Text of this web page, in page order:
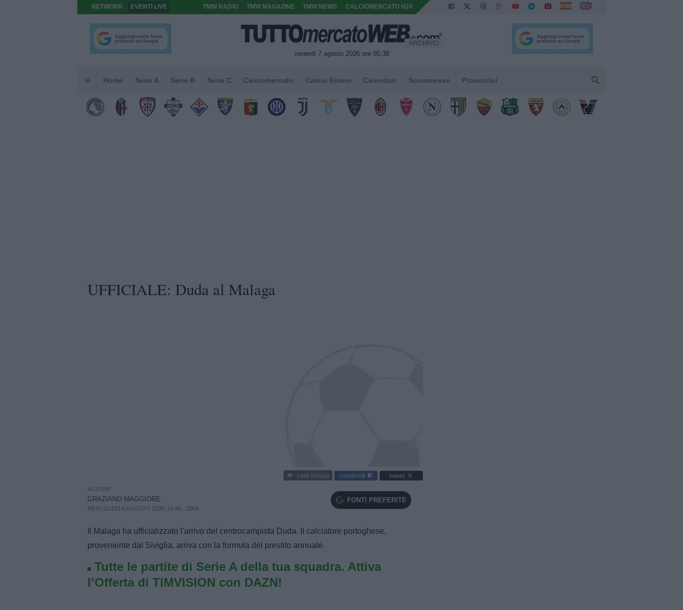
NETWORK EVENTI LIVE TMW RADIO TMW MAGAZINE TMW NEWS CALCIOMERCATO H24
venerdì 7 agosto 2026 ore 05:38
ARCHIVIO
Home Serie A Serie B Serie C Calciomercato Calcio Estero Calendari Scommesse Pronostici
UFFICIALE: Duda al Malaga
vedi letture condividi tweet
AUTORE
GRAZIANO MAGGIORE
MERCOLEDÌ 6 AGOSTO 2008, 16:46 2008
FONTI PREFERITE
Il Malaga ha ufficializzato l'arrivo del centrocampista Duda. Il calciatore portoghese,
proveniente dal Siviglia, arriva con la formula del prestito annuale.
Tutte le partite di Serie A della tua squadra. Attiva
l’Offerta di TIMVISION con DAZN!